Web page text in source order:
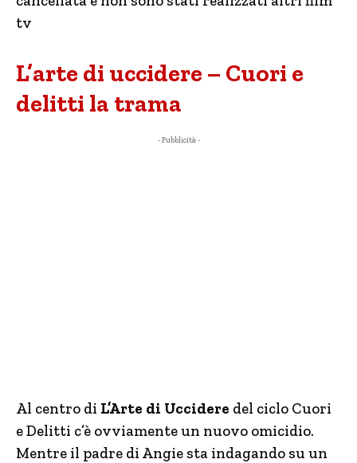
tv
L’arte di uccidere – Cuori e
delitti la trama
- Pubblicità -
Al centro di L’Arte di Uccidere del ciclo Cuori
e Delitti c’è ovviamente un nuovo omicidio.
Mentre il padre di Angie sta indagando su un